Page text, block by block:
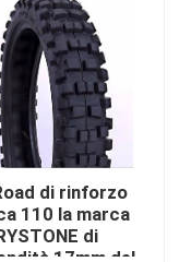
di rinforzo
110 la marca
di
17mm del